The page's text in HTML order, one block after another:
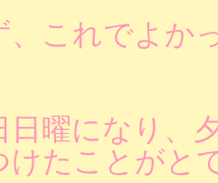
、これでよか
日曜になり、
けたことがと